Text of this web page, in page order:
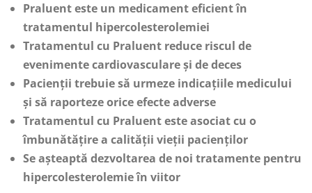
Praluent este un medicament eficient în
tratamentul hipercolesterolemiei
Tratamentul cu Praluent reduce riscul de
evenimente cardiovasculare și de deces
Pacienții trebuie să urmeze indicațiile medicului
și să raporteze orice efecte adverse
Tratamentul cu Praluent este asociat cu o
îmbunătățire a calității vieții pacienților
Se așteaptă dezvoltarea de noi tratamente pentru
hipercolesterolemie în viitor